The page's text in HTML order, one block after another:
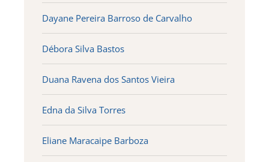
Dayane Pereira Barroso de Carvalho
Débora Silva Bastos
Duana Ravena dos Santos Vieira
Edna da Silva Torres
Eliane Maracaipe Barboza